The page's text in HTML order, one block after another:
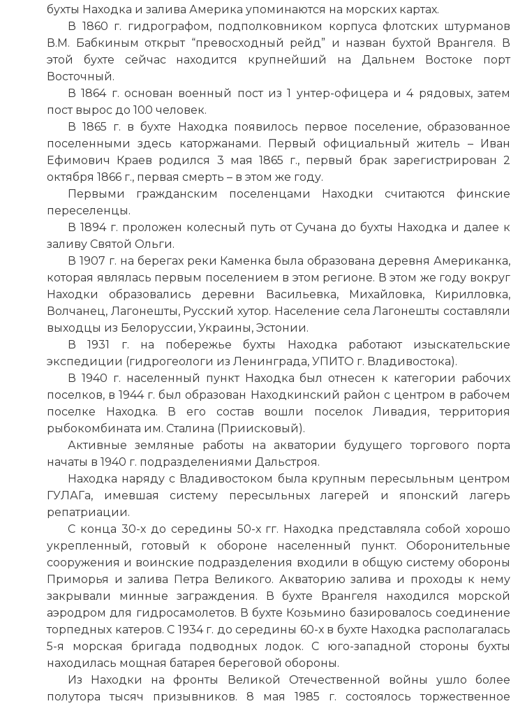
бухты Находка и залива Америка упоминаются на морских картах.
В 1860 г. гидрографом, подполковником корпуса флотских штурманов
В.М. Бабкиным открыт “превосходный рейд” и назван бухтой Врангеля. В
этой бухте сейчас находится крупнейший на Дальнем Востоке порт
Восточный.
В 1864 г. основан военный пост из 1 унтер-офицера и 4 рядовых, затем
пост вырос до 100 человек.
В 1865 г. в бухте Находка появилось первое поселение, образованное
поселенными здесь каторжанами. Первый официальный житель – Иван
Ефимович Краев родился 3 мая 1865 г., первый брак зарегистрирован 2
октября 1866 г., первая смерть – в этом же году.
Первыми гражданским поселенцами Находки считаются финские
переселенцы.
В 1894 г. проложен колесный путь от Сучана до бухты Находка и далее к
заливу Святой Ольги.
В 1907 г. на берегах реки Каменка была образована деревня Американка,
которая являлась первым поселением в этом регионе. В этом же году вокруг
Находки образовались деревни Васильевка, Михайловка, Кирилловка,
Волчанец, Лагонешты, Русский хутор. Население села Лагонешты составляли
выходцы из Белоруссии, Украины, Эстонии.
В 1931 г. на побережье бухты Находка работают изыскательские
экспедиции (гидрогеологи из Ленинграда, УПИТО г. Владивостока).
В 1940 г. населенный пункт Находка был отнесен к категории рабочих
поселков, в 1944 г. был образован Находкинский район с центром в рабочем
поселке Находка. В его состав вошли поселок Ливадия, территория
рыбокомбината им. Сталина (Приисковый).
Активные земляные работы на акватории будущего торгового порта
начаты в 1940 г. подразделениями Дальстроя.
Находка наряду с Владивостоком была крупным пересыльным центром
ГУЛАГа, имевшая систему пересыльных лагерей и японский лагерь
репатриации.
С конца 30-хдо середины 50-хгг. Находка представляла собой хорошо
укрепленный, готовый к обороне населенный пункт. Оборонительные
сооружения и воинские подразделения входили в общую систему обороны
Приморья и залива Петра Великого. Акваторию залива и проходы к нему
закрывали минные заграждения. В бухте Врангеля находился морской
аэродром для гидросамолетов. В бухте Козьмино базировалось соединение
торпедных катеров. С 1934 г. до середины 60-хв бухте Находка располагалась
5-я морская бригада подводных лодок. С юго-западной стороны бухты
находилась мощная батарея береговой обороны.
Из Находки на фронты Великой Отечественной войны ушло более
полутора тысяч призывников. 8 мая
1985 г. состоялось торжественное